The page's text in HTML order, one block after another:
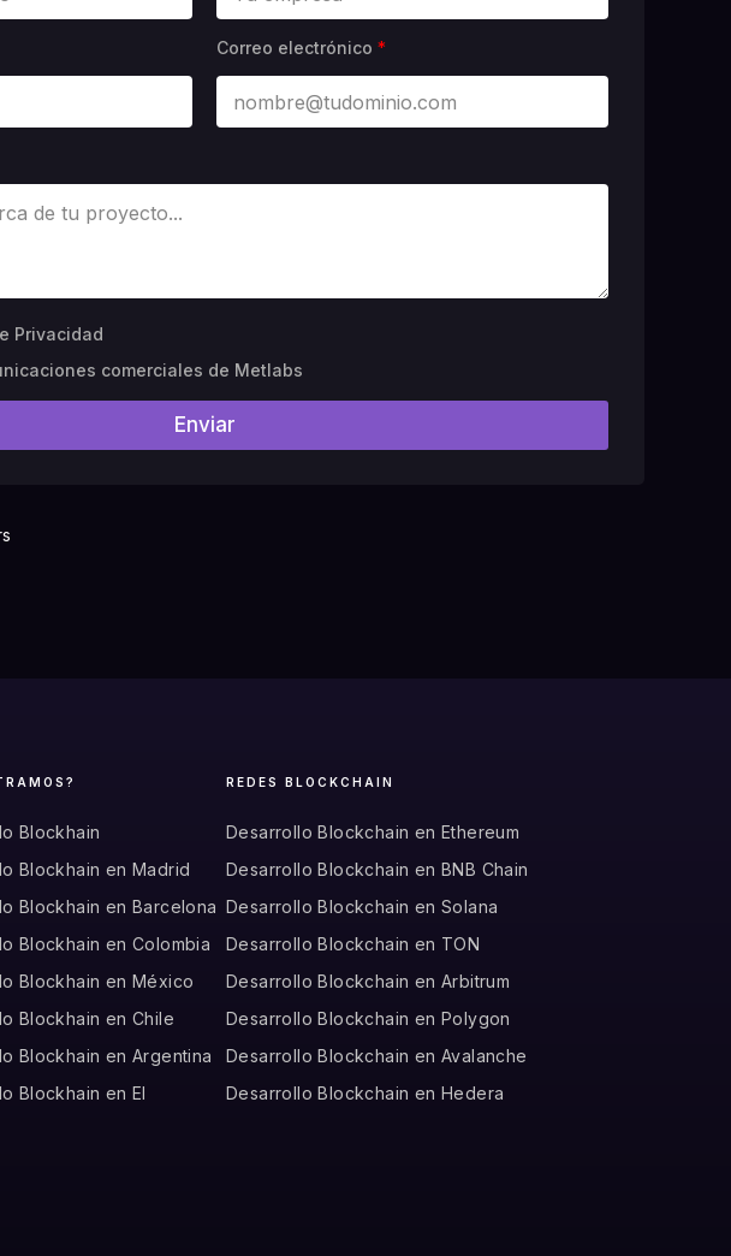
Correo electrónico *
Privacidad
comerciales de Metlabs
Enviar
Blockhain
Blockhain en Madrid
Blockhain en Barcelona
Blockhain en Colombia
Blockhain en México
Blockhain en Chile
Blockhain en Argentina
Blockhain en El
REDES BLOCKCHAIN
Desarrollo Blockchain en Ethereum
Desarrollo Blockchain en BNB Chain
Desarrollo Blockchain en Solana
Desarrollo Blockchain en TON
Desarrollo Blockchain en Arbitrum
Desarrollo Blockchain en Polygon
Desarrollo Blockchain en Avalanche
Desarrollo Blockchain en Hedera